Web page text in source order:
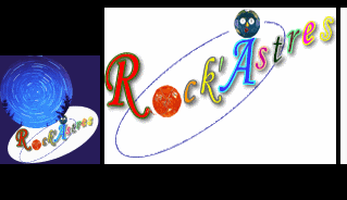
Panneau de gestion des cookies